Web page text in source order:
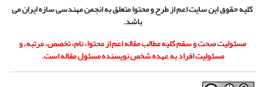
کلیه حقوق این سایت اعم از طرح و محتوا متعلق به انجمن مهندسی سازه ایران می
باشد.
مسئولیت صحت و سقم کلیه مطالب مقاله اعم از محتوا، نام، تخصص، مرتبه، و
مسئولیت افراد به عهده شخص نویسنده مسئول مقاله است.